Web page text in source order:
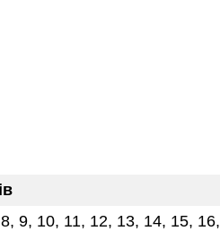
9, 10, 11, 12, 13, 14, 15, 16,